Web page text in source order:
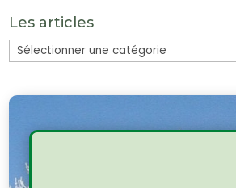
Les articles
Les